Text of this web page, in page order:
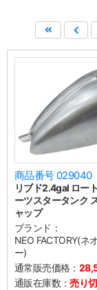
商品番号 029040
リブド2.4gal ロー
ーツスタータンク
ャップ
ブランド：
NEO FACTORY(ネ
ー)
通常販売価格：
通販在庫数：売り